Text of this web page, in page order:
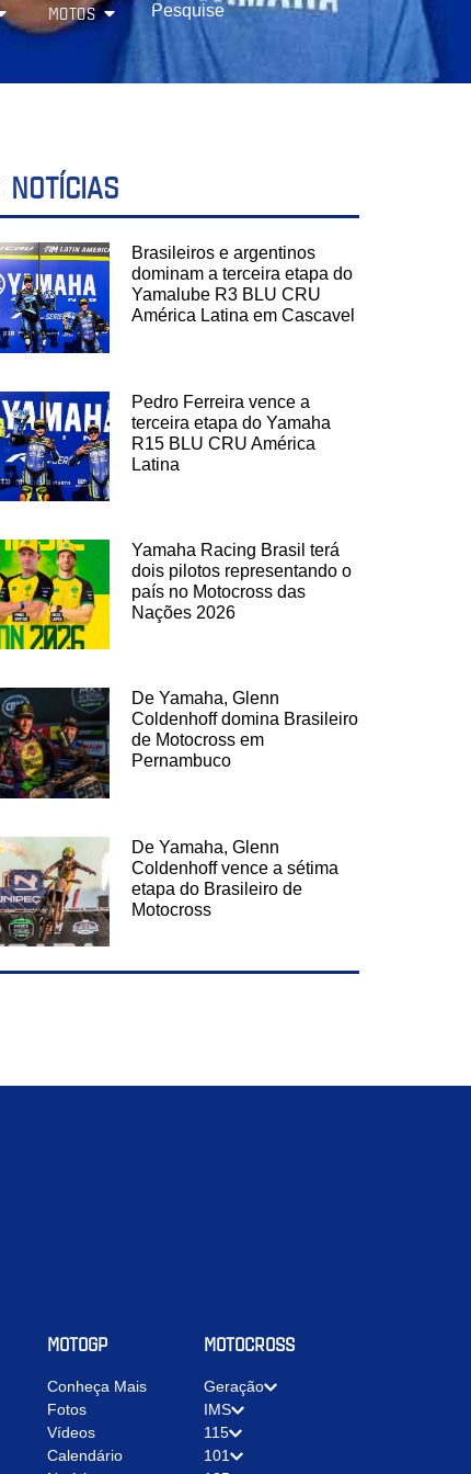
MOTOS
NOTÍCIAS
Brasileiros e argentinos
dominam a terceira etapa do
Yamalube R3 BLU CRU
América Latina em Cascavel
Pedro Ferreira vence a
terceira etapa do Yamaha
R15 BLU CRU América
Latina
Yamaha Racing Brasil terá
dois pilotos representando o
país no Motocross das
Nações 2026
De Yamaha, Glenn
Coldenhoff domina Brasileiro
de Motocross em
Pernambuco
De Yamaha, Glenn
Coldenhoff vence a sétima
etapa do Brasileiro de
Motocross
MOTOGP
Conheça Mais
Fotos
Vídeos
Calendário
MOTOCROSS
Geração
IMS
115
101